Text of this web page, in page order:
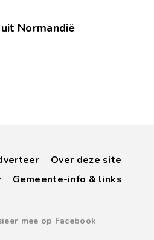
Normandië
Over deze site
Gemeente-info & links
mee op Facebook